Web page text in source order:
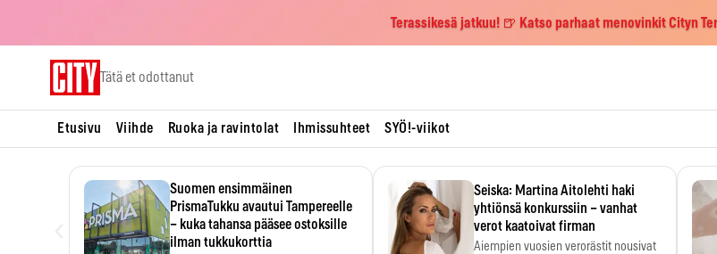
Terassikesä jatkuu! 🍺 Katso parhaat menovinkit Cityn
Tätä et odottanut
Etusivu Viihde Ruoka ja ravintolat Ihmissuhteet SYÖ!-viikot
Suomen ensimmäinen
PrismaTukku avautui Tampereelle
– kuka tahansa pääsee ostoksille
ilman tukkukorttia
Seiska: Martina Aitolehti haki
yhtiönsä konkurssiin – vanhat
verot kaatoivat firman
Aiempien vuosien verorästit nousivat